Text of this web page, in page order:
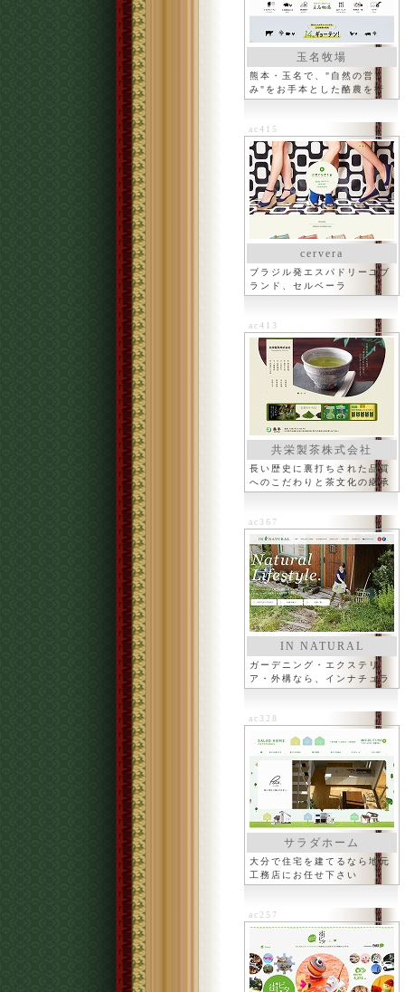
玉名牧場
熊本・玉名で、"自然の営
み"をお手本とした酪農を行
う牧場
ac415
cervera
ブラジル発エスパドリーユブ
ランド、セルベーラ
ac413
共栄製茶株式会社
長い歴史に裏打ちされた品質
へのこだわりと茶文化の継承
ac367
IN NATURAL
ガーデニング・エクステリ
ア・外構なら、インナチュラ
ル
ac328
サラダホーム
大分で住宅を建てるなら地元
工務店にお任せ下さい
ac257